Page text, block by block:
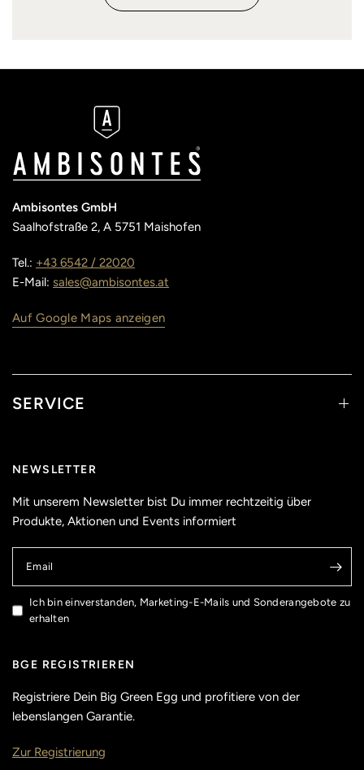
Ambisontes GmbH
Saalhofstraße 2, A 5751 Maishofen
Tel.: +43 6542 / 22020
E-Mail:sales@ambisontes.at
Auf Google Maps anzeigen
SERVICE
NEWSLETTER
Mit unserem Newsletter bist Du immer rechtzeitig über
Produkte, Aktionen und Events informiert
Email
Ich bin einverstanden, Marketing-E-Mails und Sonderangebote zu
erhalten
BGE REGISTRIEREN
Registriere Dein Big Green Egg und profitiere von der
lebenslangen Garantie.
Zur Registrierung